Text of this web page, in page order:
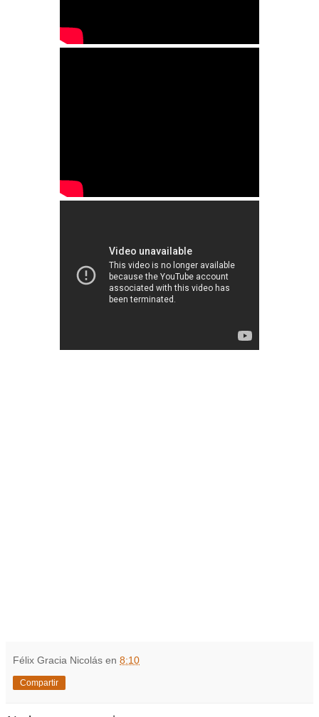
Félix Gracia Nicolás en 8:10
Compartir